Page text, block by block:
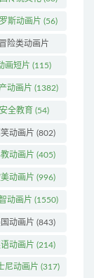
斯动画片 (56)
冒险类动画片
(1273)
画短片 (115)
动画片 (1382)
安全教育 (54)
动画片 (802)
动画片 (405)
美动画片 (996)
动画片 (1550)
动画片 (843)
动画片 (214)
尼动画片 (317)